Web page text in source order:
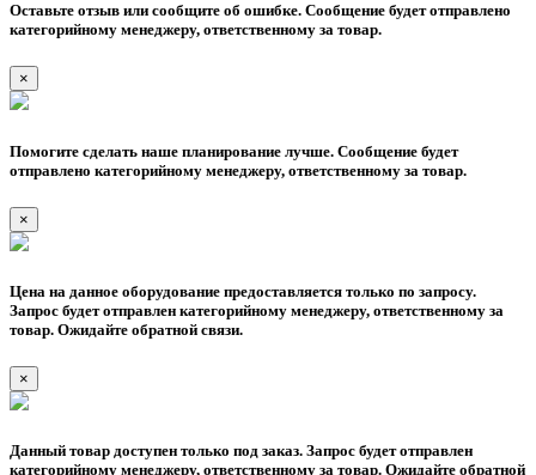
Оставьте отзыв или сообщите об ошибке. Сообщение будет отправлено
категорийному менеджеру, ответственному за товар.
×
Помогите сделать наше планирование лучше. Сообщение будет
отправлено категорийному менеджеру, ответственному за товар.
×
Цена на данное оборудование предоставляется только по запросу.
Запрос будет отправлен категорийному менеджеру, ответственному за
товар. Ожидайте обратной связи.
×
Данный товар доступен только под заказ. Запрос будет отправлен
категорийному менеджеру, ответственному за товар. Ожидайте обратной